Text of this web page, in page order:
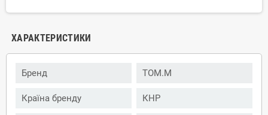
ХАРАКТЕРИСТИКИ
Бренд TOM.M
Країна бренду КНР